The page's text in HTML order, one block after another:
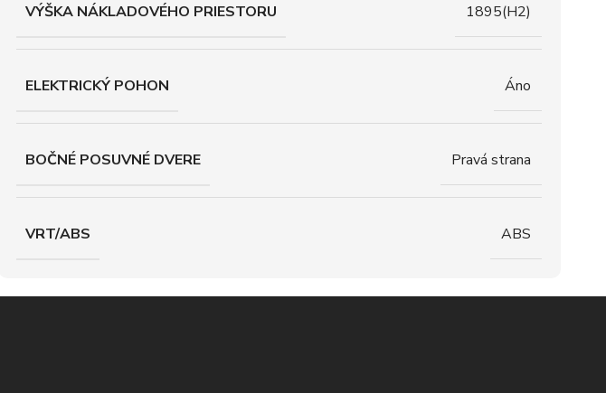
VÝŠKA NÁKLADOVÉHO PRIESTORU 1895(H2)
ELEKTRICKÝ POHON Áno
BOČNÉ POSUVNÉ DVERE Pravá strana
VRT/ABS ABS